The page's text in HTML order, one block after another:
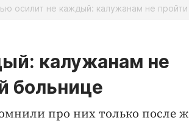
осилит не каждый: калужанам не
калужанам не
больнице
про них только после